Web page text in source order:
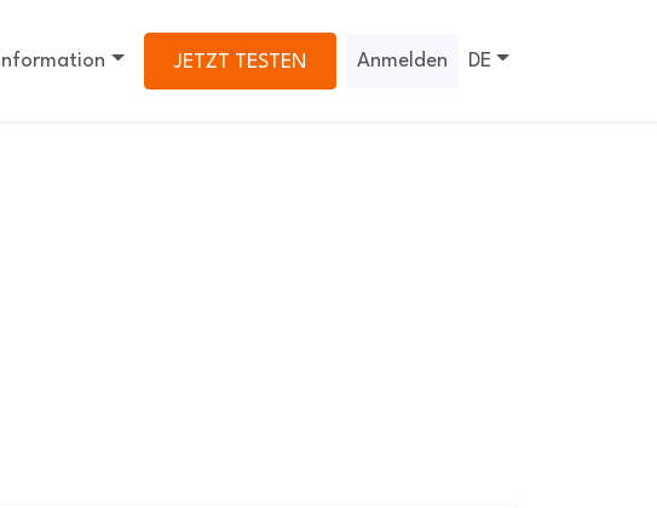
JETZT TESTEN Anmelden DE